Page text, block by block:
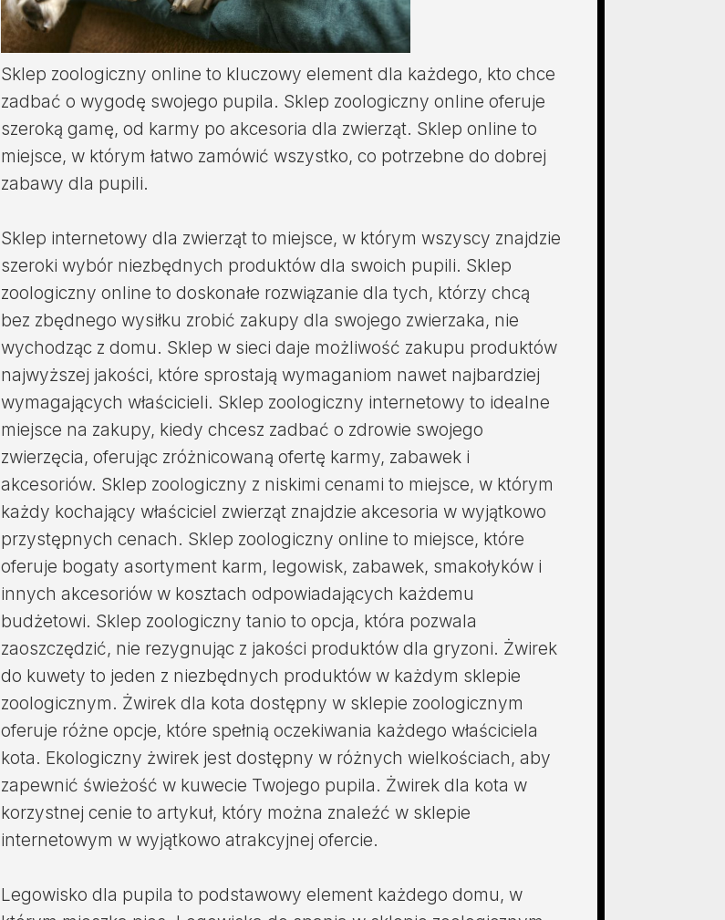
Sklep zoologiczny online to kluczowy element dla każdego, kto chce
zadbać o wygodę swojego pupila. Sklep zoologiczny online oferuje
szeroką gamę, od karmy po akcesoria dla zwierząt. Sklep online to
miejsce, w którym łatwo zamówić wszystko, co potrzebne do dobrej
zabawy dla pupili.
Sklep internetowy dla zwierząt to miejsce, w którym wszyscy znajdzie
szeroki wybór niezbędnych produktów dla swoich pupili. Sklep
zoologiczny online to doskonałe rozwiązanie dla tych, którzy chcą
bez zbędnego wysiłku zrobić zakupy dla swojego zwierzaka, nie
wychodząc z domu. Sklep w sieci daje możliwość zakupu produktów
najwyższej jakości, które sprostają wymaganiom nawet najbardziej
wymagających właścicieli. Sklep zoologiczny internetowy to idealne
miejsce na zakupy, kiedy chcesz zadbać o zdrowie swojego
zwierzęcia, oferując zróżnicowaną ofertę karmy, zabawek i
akcesoriów. Sklep zoologiczny z niskimi cenami to miejsce, w którym
każdy kochający właściciel zwierząt znajdzie akcesoria w wyjątkowo
przystępnych cenach. Sklep zoologiczny online to miejsce, które
oferuje bogaty asortyment karm, legowisk, zabawek, smakołyków i
innych akcesoriów w kosztach odpowiadających każdemu
budżetowi. Sklep zoologiczny tanio to opcja, która pozwala
zaoszczędzić, nie rezygnując z jakości produktów dla gryzoni. Żwirek
do kuwety to jeden z niezbędnych produktów w każdym sklepie
zoologicznym. Żwirek dla kota dostępny w sklepie zoologicznym
oferuje różne opcje, które spełnią oczekiwania każdego właściciela
kota. Ekologiczny żwirek jest dostępny w różnych wielkościach, aby
zapewnić świeżość w kuwecie Twojego pupila. Żwirek dla kota w
korzystnej cenie to artykuł, który można znaleźć w sklepie
internetowym w wyjątkowo atrakcyjnej ofercie.
Legowisko dla pupila to podstawowy element każdego domu, w